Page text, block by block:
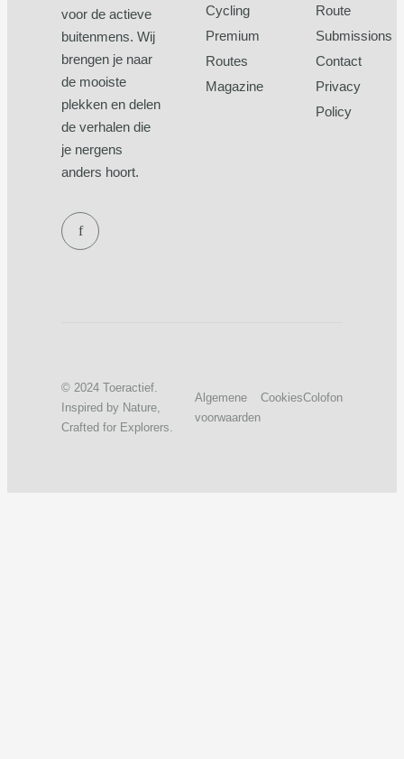
voor de actieve
buitenmens. Wij
brengen je naar
de mooiste
plekken en delen
de verhalen die
je nergens
anders hoort.
f
Cycling
Premium
Routes
Magazine
Route
Submissions
Contact
Privacy
Policy
© 2024 Toeractief.
Inspired by Nature,
Crafted for Explorers.
Algemene
voorwaarden
CookiesColofon